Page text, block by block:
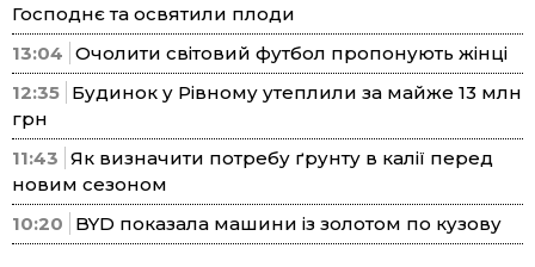
Господнє та освятили плоди
13:04 Очолити світовий футбол пропонують жінці
12:35 Будинок у Рівному утеплили за майже 13 млн
грн
11:43 Як визначити потребу ґрунту в калії перед
новим сезоном
10:20
BYD показала машини із золотом по кузову